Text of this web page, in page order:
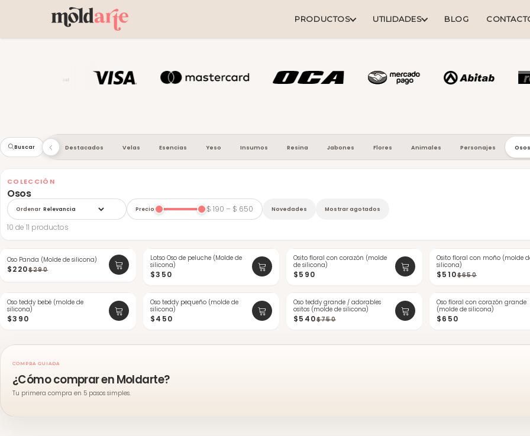
PRODUCTOS UTILIDADES BLOG
BuscarNew In Destacados Velas Esencias Yeso Insumos Resina Jabones Flores Animales Personajes Osos
COLECCIÓN
Osos
Ordenar Precio $ 190 – $ 650 Novedades Mostrar agotados
10 de 11 productos
-24%
Oso Panda (Molde de silicona)
$220$290
Lotso Oso de peluche (Molde de
silicona)
$350
Osito floral con corazón (molde
de silicona)
$590
-21%
Osito floral con moño (molde
silicona)
$510$650
Oso teddy bebé (molde de
silicona)
$390
Oso teddy pequeño (molde de
silicona)
$450
-28%
Oso teddy grande / adorables
ositos (molde de silicona)
$540$750
NUEVO
Oso floral con corazón grande
(molde de silicona)
$650
COMPRA GUIADA
¿Cómo comprar en Moldarte?
Tu primera compra en 5 pasos simples.